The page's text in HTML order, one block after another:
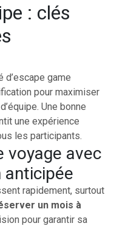
: clés
d’escape game
pour maximiser
Une bonne
une expérience
les participants.
voyage avec
anticipée
rapidement, surtout
un mois à
pour garantir sa